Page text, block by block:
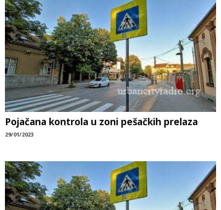
Pojačana kontrola u zoni pešačkih prelaza
29/01/2023